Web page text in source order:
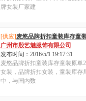
牌女装厂家建
[供应]麦悠品牌折扣童装库存童
广州市殷艺魅服饰有限公司
发布时间：2016/5/1 19:17:31
麦悠品牌折扣童装库存童装原
女装，品牌折扣女装，童装库存
中，与国内数